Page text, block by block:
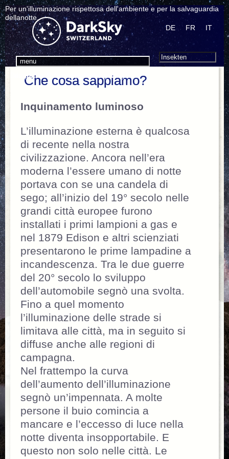
Per un'illuminazione rispettosa dell'ambiente e per la salvaguardia
dellanotte.
menu
DE FR IT
Search
Cerca:
Che cosa sappiamo?
Inquinamento luminoso
L’illuminazione esterna è qualcosa
di recente nella nostra
civilizzazione. Ancora nell’era
moderna l’essere umano di notte
portava con se una candela di
sego; all’inizio del 19° secolo nelle
grandi città europee furono
installati i primi lampioni a gas e
nel 1879 Edison e altri scienziati
presentarono le prime lampadine a
incandescenza. Tra le due guerre
del 20° secolo lo sviluppo
dell’automobile segnò una svolta.
Fino a quel momento
l’illuminazione delle strade si
limitava alle città, ma in seguito si
diffuse anche alle regioni di
campagna.
Nel frattempo la curva
dell’aumento dell’illuminazione
segnò un’impennata. A molte
persone il buio comincia a
mancare e l’eccesso di luce nella
notte diventa insopportabile. E
questo non solo nelle città. Le
Informatione Complementare
Disturbi della fauna (tutte le specie)
Lampada / Protezione Pipistrello